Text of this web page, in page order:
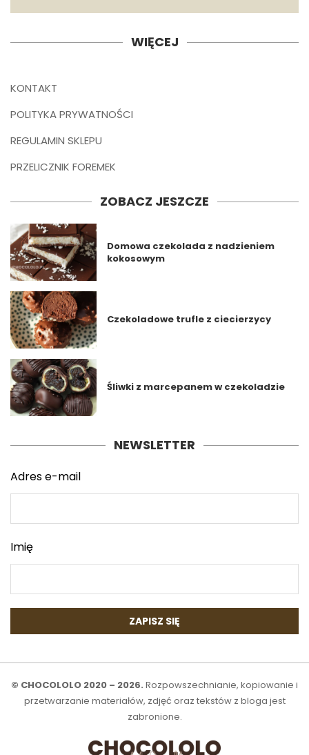
WIĘCEJ
KONTAKT
POLITYKA PRYWATNOŚCI
REGULAMIN SKLEPU
PRZELICZNIK FOREMEK
ZOBACZ JESZCZE
Domowa czekolada z nadzieniem
kokosowym
Czekoladowe trufle z ciecierzycy
Śliwki z marcepanem w czekoladzie
NEWSLETTER
Adres e-mail
Imię
© CHOCOLOLO 2020 – 2026. Rozpowszechnianie, kopiowanie i
przetwarzanie materiałów, zdjęć oraz tekstów z bloga jest
zabronione.